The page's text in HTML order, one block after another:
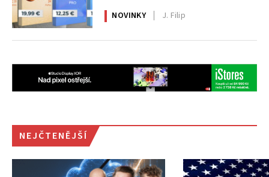
NOVINKY J. Filip
NEJČTENĚJŠÍ